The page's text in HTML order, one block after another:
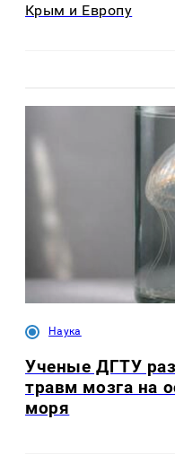
Крым и Европу
Наука
Ученые ДГТУ
травм мозга на
моря